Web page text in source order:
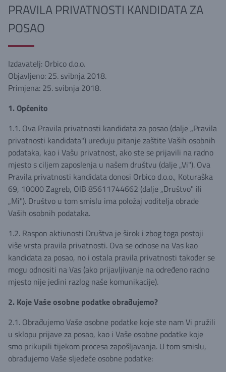
PRAVILA PRIVATNOSTI KANDIDATA ZA
POSAO
Izdavatelj: Orbico d.o.o.
Objavljeno: 25. svibnja 2018.
Primjena: 25. svibnja 2018.
1. Općenito
1.1. Ova Pravila privatnosti kandidata za posao (dalje „Pravila
privatnosti kandidata") uređuju pitanje zaštite Vaših osobnih
podataka, kao i Vašu privatnost, ako ste se prijavili na radno
mjesto s ciljem zaposlenja u našem društvu (dalje „Vi"). Ova
Pravila privatnosti kandidata donosi Orbico d.o.o., Koturaška
69, 10000 Zagreb, OIB 85611744662 (dalje „Društvo" ili
„Mi"). Društvo u tom smislu ima položaj voditelja obrade
Vaših osobnih podataka.
1.2. Raspon aktivnosti Društva je širok i zbog toga postoji
više vrsta pravila privatnosti. Ova se odnose na Vas kao
kandidata za posao, no i ostala pravila privatnosti također se
mogu odnositi na Vas (ako prijavljivanje na određeno radno
mjesto nije jedini razlog naše komunikacije).
2. Koje Vaše osobne podatke obrađujemo?
2.1. Obrađujemo Vaše osobne podatke koje ste nam Vi pružili
u sklopu prijave za posao, kao i Vaše osobne podatke koje
smo prikupili tijekom procesa zapošljavanja. U tom smislu,
obrađujemo Vaše sljedeće osobne podatke: